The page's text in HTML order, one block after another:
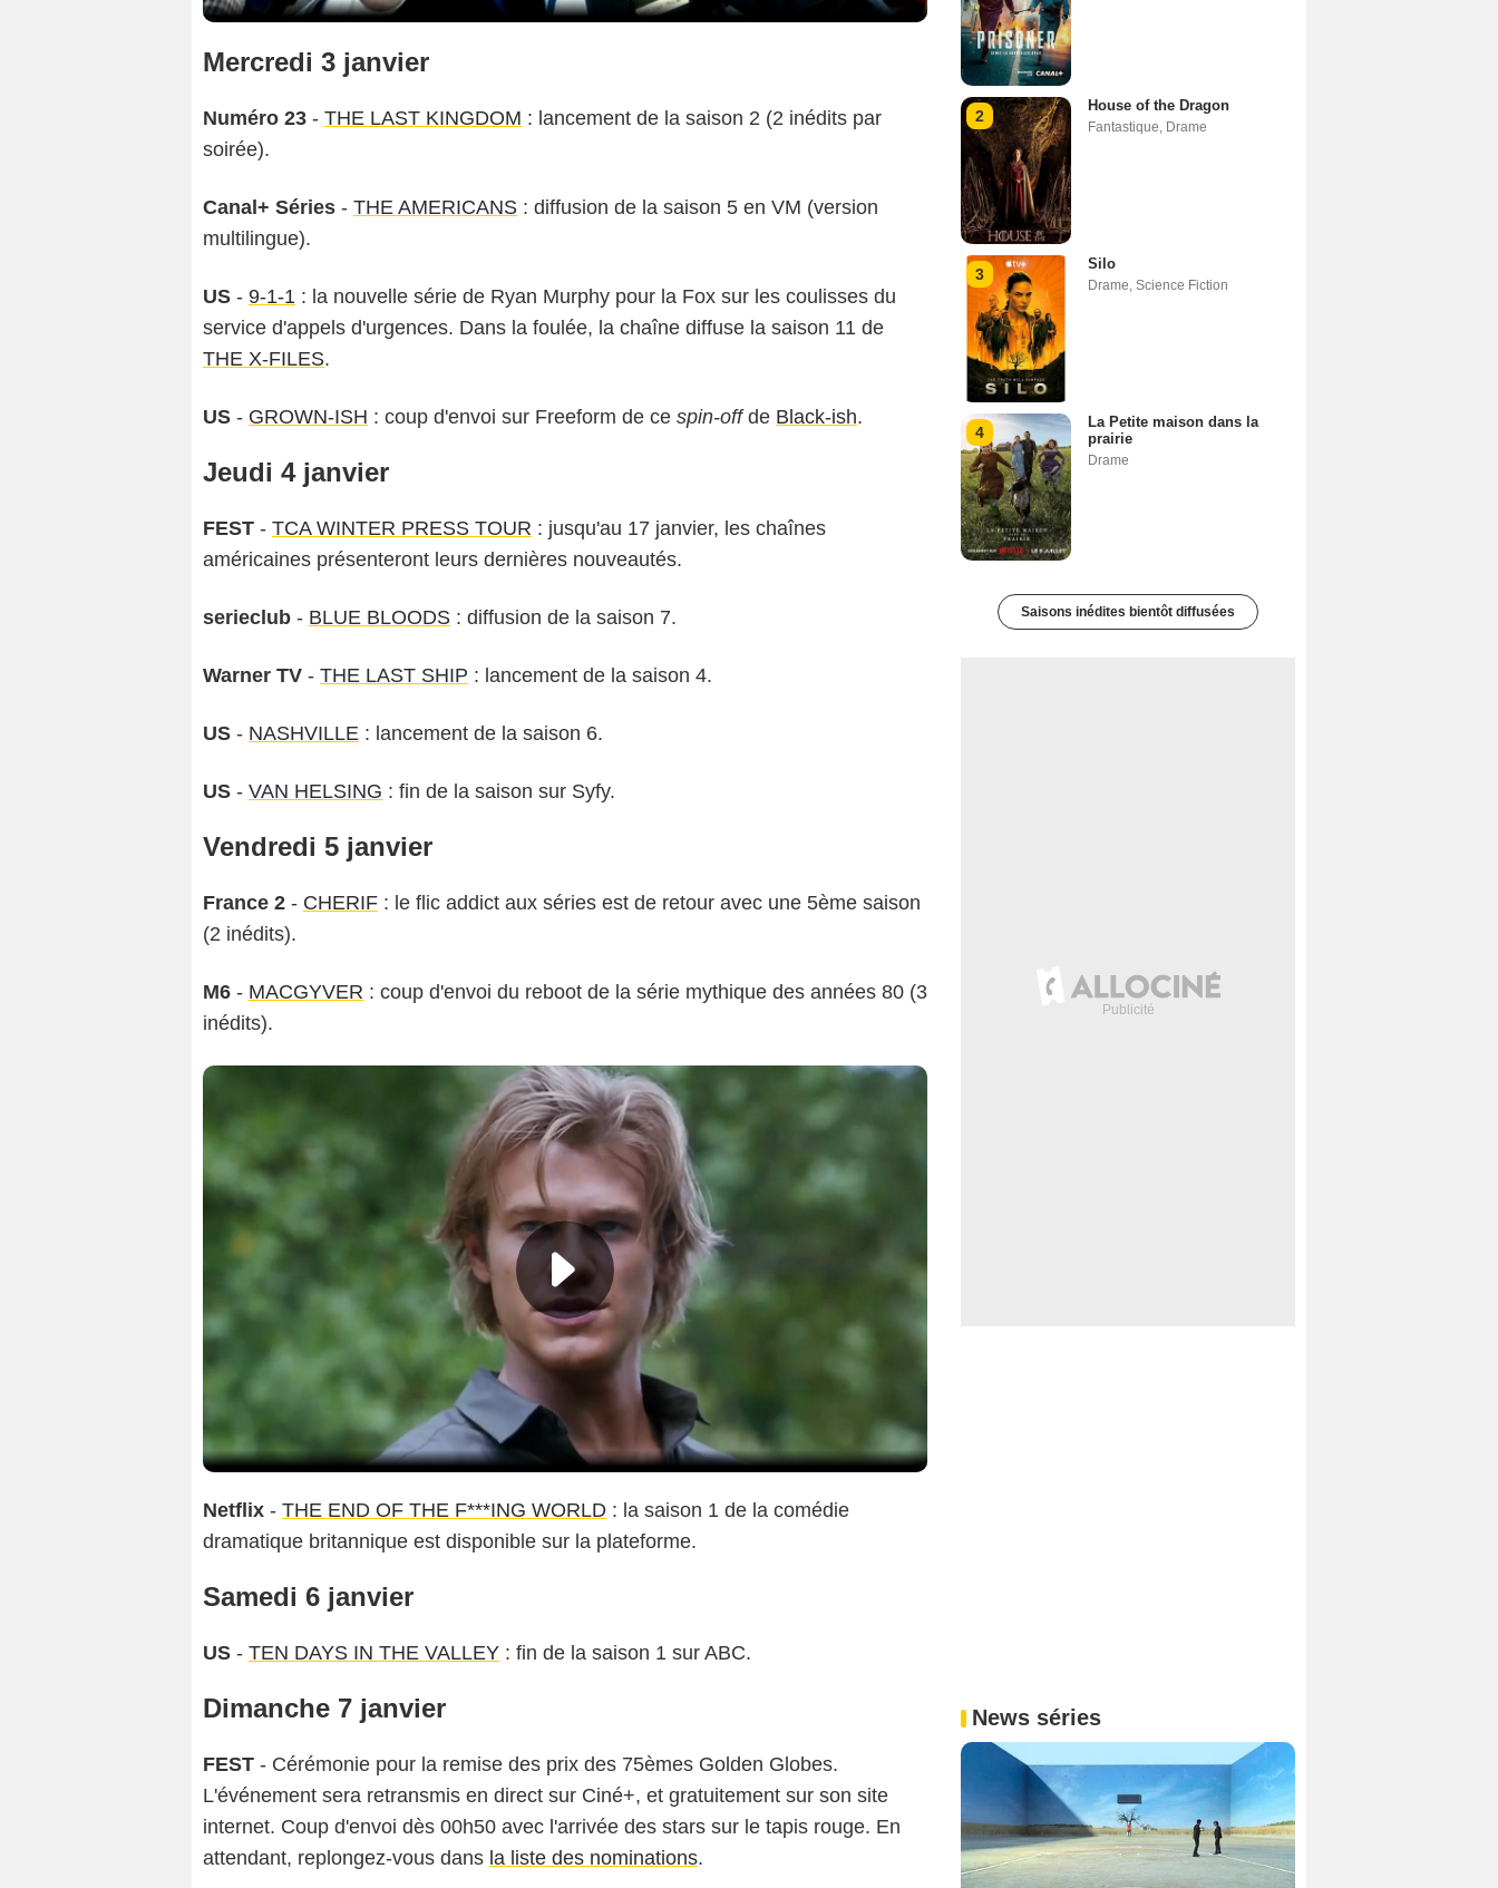
Mercredi 3 janvier
Numéro 23 - THE LAST KINGDOM : lancement de la saison 2 (2 inédits par
soirée).
Canal+ Séries - THE AMERICANS : diffusion de la saison 5 en VM (version
multilingue).
US - 9-1-1 : la nouvelle série de Ryan Murphy pour la Fox sur les coulisses du
service d'appels d'urgences. Dans la foulée, la chaîne diffuse la saison 11 de
THE X-FILES.
US - GROWN-ISH : coup d'envoi sur Freeform de ce spin-offde Black-ish.
Jeudi 4 janvier
FEST - TCA WINTER PRESS TOUR : jusqu'au 17 janvier, les chaînes
américaines présenteront leurs dernières nouveautés.
serieclub - BLUE BLOODS : diffusion de la saison 7.
Warner TV - THE LAST SHIP : lancement de la saison 4.
US - NASHVILLE : lancement de la saison 6.
US - VAN HELSING : fin de la saison sur Syfy.
Vendredi 5 janvier
France 2 - CHERIF : le flic addict aux séries est de retour avec une 5ème saison
(2 inédits).
M6 - MACGYVER : coup d'envoi du reboot de la série mythique des années 80 (3
inédits).
Netflix - THE END OF THE F***ING WORLD : la saison 1 de la comédie
dramatique britannique est disponible sur la plateforme.
Samedi 6 janvier
US - TEN DAYS IN THE VALLEY : fin de la saison 1 sur ABC.
Dimanche 7 janvier
FEST - Cérémonie pour la remise des prix des 75èmes Golden Globes.
L'événement sera retransmis en direct sur Ciné+, et gratuitement sur son site
internet. Coup d'envoi dès 00h50 avec l'arrivée des stars sur le tapis rouge. En
attendant, replongez-vous dans la liste des nominations.
2
House of the Dragon
Fantastique Drame
3
Silo
Drame Science Fiction
4
La Petite maison dans la
prairie
Drame
Saisons inédites bientôt diffusées
News séries